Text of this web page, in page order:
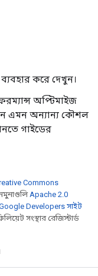
করে দেখুন।
অপ্টিমাইজ
এমন অন্যান্য কৌশল
গাইডের
Commons
Apache 2.0
Developers সাইট
সংস্থার রেজিস্টার্ড